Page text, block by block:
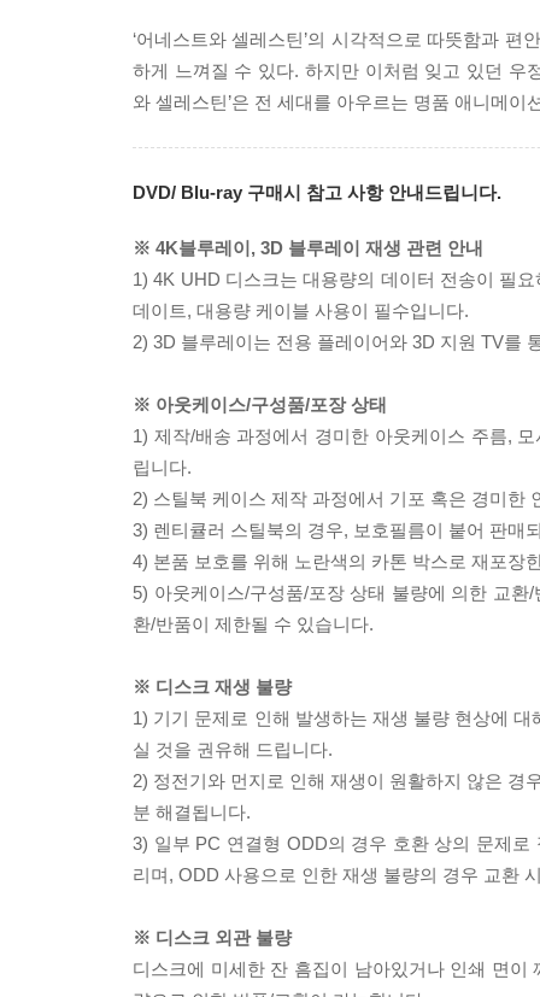
‘어네스트와 셀레스틴’의 시각적으로 따뜻함과
하게 느껴질 수 있다. 하지만 이처럼 잊고 있던 우
와 셀레스틴’은 전 세대를 아우르는 명품 애니메
DVD/ Blu-ray 구매시 참고 사항 안내드립니다.
※ 4K블루레이, 3D 블루레이 재생 관련 안내
1) 4K UHD 디스크는 대용량의 데이터 전송이 필
데이트, 대용량 케이블 사용이 필수입니다.
2) 3D 블루레이는 전용 플레이어와 3D 지원 TV를
※ 아웃케이스/구성품/포장 상태
1) 제작/배송 과정에서 경미한 아웃케이스 주름,
립니다.
2) 스틸북 케이스 제작 과정에서 기포 혹은 경미한
3) 렌티큘러 스틸북의 경우, 보호필름이 붙어 판매
4) 본품 보호를 위해 노란색의 카톤 박스로 재포장
5) 아웃케이스/구성품/포장 상태 불량에 의한 교
환/반품이 제한될 수 있습니다.
※ 디스크 재생 불량
1) 기기 문제로 인해 발생하는 재생 불량 현상에
실 것을 권유해 드립니다.
2) 정전기와 먼지로 인해 재생이 원활하지 않은 경
분 해결됩니다.
3) 일부 PC 연결형 ODD의 경우 호환 상의 문제
리며, ODD 사용으로 인한 재생 불량의 경우 교환
※ 디스크 외관 불량
디스크에 미세한 잔 흠집이 남아있거나 인쇄 면